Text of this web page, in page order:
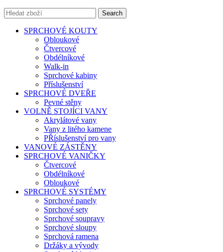
Search
SPRCHOVÉ KOUTY
Obloukové
Čtvercové
Obdélníkové
Walk-in
Sprchové kabiny
Příslušenství
SPRCHOVÉ DVEŘE
Pevné stěny
VOLNĚ STOJÍCI VANY
Akrylátové vany
Vany z litého kamene
PŘíslušenství pro vany
VANOVÉ ZÁSTĚNY
SPRCHOVÉ VANIČKY
Čtvercové
Obdélníkové
Obloukové
SPRCHOVÉ SYSTÉMY
Sprchové panely
Sprchové sety
Sprchové soupravy
Sprchové sloupy
Sprchová ramena
Držáky a vývody